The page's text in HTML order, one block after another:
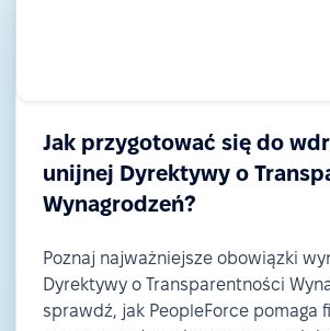
Jak przygotować się do
unijnej Dyrektywy o
Wynagrodzeń?
Poznaj najważniejsze obowiązki
Dyrektywy o Transparentności
sprawdź, jak PeopleForce pomaga